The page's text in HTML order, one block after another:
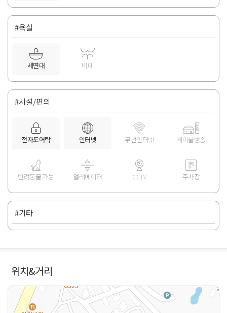
#욕실
세면대 비데
#시설/편의
전자도어락 인터넷 무선인터넷 케이블방송
반려동물 가능 엘레베이터 CCTV 주차장
#기타
위치&거리